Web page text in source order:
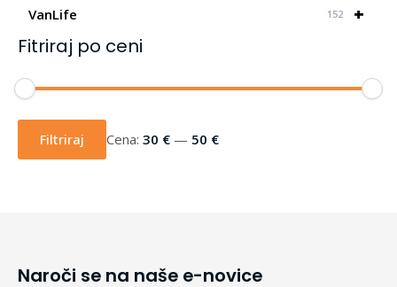
+
VanLife 152
Fitriraj po ceni
Min
cena
Max
cenaFiltriraj Cena: 30 € — 50 €
Naroči se na naše e-novice